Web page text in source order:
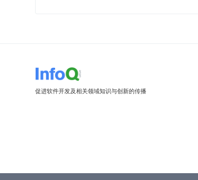
促进软件开发及相关领域知识与创新的传播